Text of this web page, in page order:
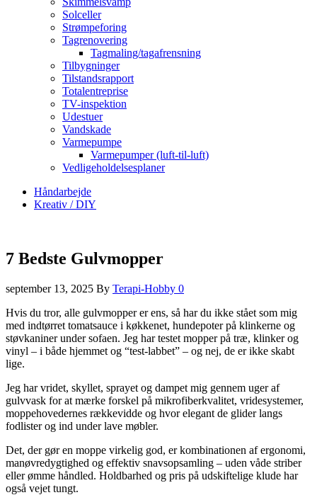
Solceller
Strømpeforing
Tagrenovering
Tagmaling/tagafrensning
Tilbygninger
Tilstandsrapport
Totalentreprise
TV-inspektion
Udestuer
Vandskade
Varmepumpe
Varmepumper (luft-til-luft)
Vedligeholdelsesplaner
Håndarbejde
Kreativ / DIY
7 Bedste Gulvmopper
september 13, 2025 By Terapi-Hobby 0
Hvis du tror, alle gulvmopper er ens, så har du ikke stået som mig
med indtørret tomatsauce i køkkenet, hundepoter på klinkerne og
støvkaniner under sofaen. Jeg har testet mopper på træ, klinker og
vinyl – i både hjemmet og “test-labbet” – og nej, de er ikke skabt
lige.
Jeg har vridet, skyllet, sprayet og dampet mig gennem uger af
gulvvask for at mærke forskel på mikrofiberkvalitet, vridesystemer,
moppehovedernes rækkevidde og hvor elegant de glider langs
fodlister og ind under lave møbler.
Det, der gør en moppe virkelig god, er kombinationen af ergonomi,
manøvredygtighed og effektiv snavsopsamling – uden våde striber
eller ømme håndled. Holdbarhed og pris på udskiftelige klude har
også vejet tungt.